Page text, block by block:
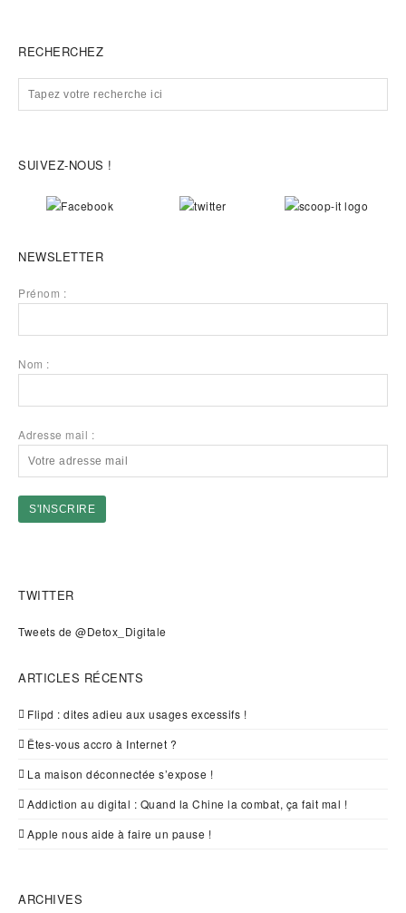
RECHERCHEZ
SUIVEZ-NOUS !
NEWSLETTER
Prénom :
Nom :
Adresse mail :
TWITTER
Tweets de @Detox_Digitale
ARTICLES RÉCENTS
Flipd : dites adieu aux usages excessifs !
Êtes-vous accro à Internet ?
La maison déconnectée s’expose !
Addiction au digital : Quand la Chine la combat, ça fait mal !
Apple nous aide à faire un pause !
ARCHIVES